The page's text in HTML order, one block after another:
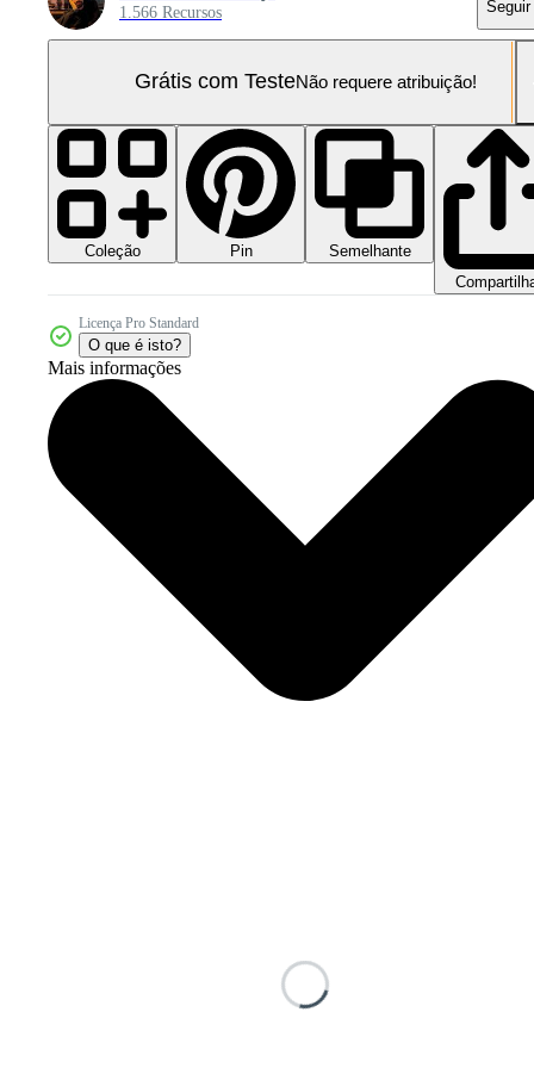
1.566 Recursos Seguir
Grátis com TesteNão requere atribuição!
Coleção Pin
Semelhante
Licença Pro Standard
O que é isto?
Mais informações